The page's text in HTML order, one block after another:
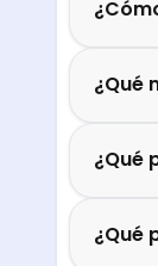
¿Qué
¿Qué
¿Qué